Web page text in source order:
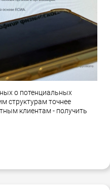
о потенциальных
структурам точнее
клиентам - получить